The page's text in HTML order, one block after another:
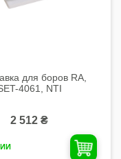
для боров RA,
4061, NTI
2 512 ₴